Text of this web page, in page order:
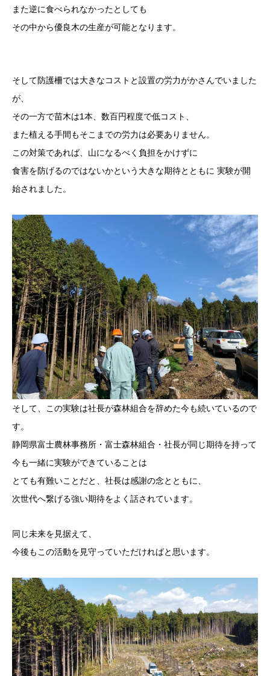
また逆に食べられなかったとしても
その中から優良木の生産が可能となります。
そして防護柵では大きなコストと設置の労力がかさんでいました
が、
その一方で苗木は1本、数百円程度で低コスト、
また植える手間もそこまでの労力は必要ありません。
この対策であれば、山になるべく負担をかけずに
食害を防げるのではないかという大きな期待とともに 実験が開
始されました。
そして、この実験は社長が森林組合を辞めた今も続いているので
す。
静岡県富士農林事務所・富士森林組合・社長が同じ期待を持って
今も一緒に実験ができていることは
とても有難いことだと、社長は感謝の念とともに、
次世代へ繋げる強い期待をよく話されています。
同じ未来を見据えて、
今後もこの活動を見守っていただければと思います。